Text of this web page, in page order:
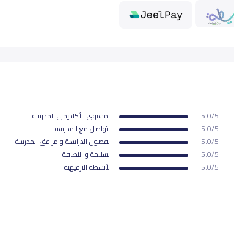
24,000
26,000
30,000
30,000
5.0/5
المستوى اﻷكاديمى للمدرسة
5.0/5
التواصل مع المدرسة
5.0/5
الفصول الدراسية و مرافق المدرسة
5.0/5
السلامة و النظافة
5.0/5
اﻷنشطة الترفيهية